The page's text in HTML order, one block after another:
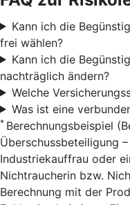
Kann ich die
frei wählen?
Kann ich die
nachträglich ändern?
Welche
Was ist eine
* Berechnungsbeispiel
Überschussbeteiligung
Industriekauffrau oder
Nichtraucherin bzw.
Berechnung mit der